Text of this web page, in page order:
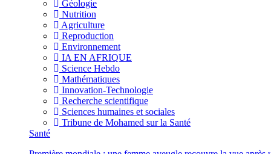
Géologie
Nutrition
Agriculture
Reproduction
Environnement
IA EN AFRIQUE
Science Hebdo
Mathématiques
Innovation-Technologie
Recherche scientifique
Sciences humaines et sociales
Tribune de Mohamed sur la Santé
Santé